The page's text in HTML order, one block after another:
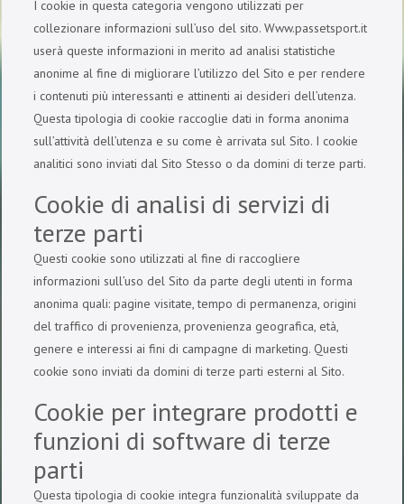
I cookie in questa categoria vengono utilizzati per
collezionare informazioni sull’uso del sito. Www.passetsport.it
userà queste informazioni in merito ad analisi statistiche
anonime al fine di migliorare l’utilizzo del Sito e per rendere
i contenuti più interessanti e attinenti ai desideri dell’utenza.
Questa tipologia di cookie raccoglie dati in forma anonima
sull’attività dell’utenza e su come è arrivata sul Sito. I cookie
analitici sono inviati dal Sito Stesso o da domini di terze parti.
Cookie di analisi di servizi di
terze parti
Questi cookie sono utilizzati al fine di raccogliere
informazioni sull’uso del Sito da parte degli utenti in forma
anonima quali: pagine visitate, tempo di permanenza, origini
del traffico di provenienza, provenienza geografica, età,
genere e interessi ai fini di campagne di marketing. Questi
cookie sono inviati da domini di terze parti esterni al Sito.
Cookie per integrare prodotti e
funzioni di software di terze
parti
Questa tipologia di cookie integra funzionalità sviluppate da